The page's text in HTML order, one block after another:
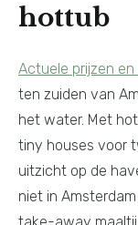
hottub
Actuele prijzen
ten zuiden van
het water. Met
tiny houses voor
uitzicht op de
niet in